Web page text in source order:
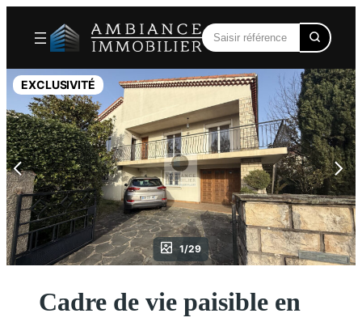
contenu
EXCLUSIVITÉ
1/29
Cadre de vie paisible en